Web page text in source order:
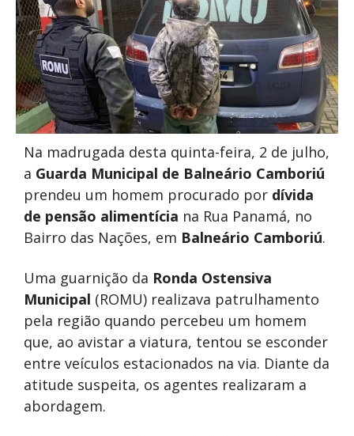
Na madrugada desta quinta-feira, 2 de julho,
a Guarda Municipal de Balneário Camboriú
prendeu um homem procurado por dívida
de pensão alimentícia na Rua Panamá, no
Bairro das Nações, em Balneário Camboriú.
Uma guarnição da Ronda Ostensiva
Municipal (ROMU) realizava patrulhamento
pela região quando percebeu um homem
que, ao avistar a viatura, tentou se esconder
entre veículos estacionados na via. Diante da
atitude suspeita, os agentes realizaram a
abordagem.